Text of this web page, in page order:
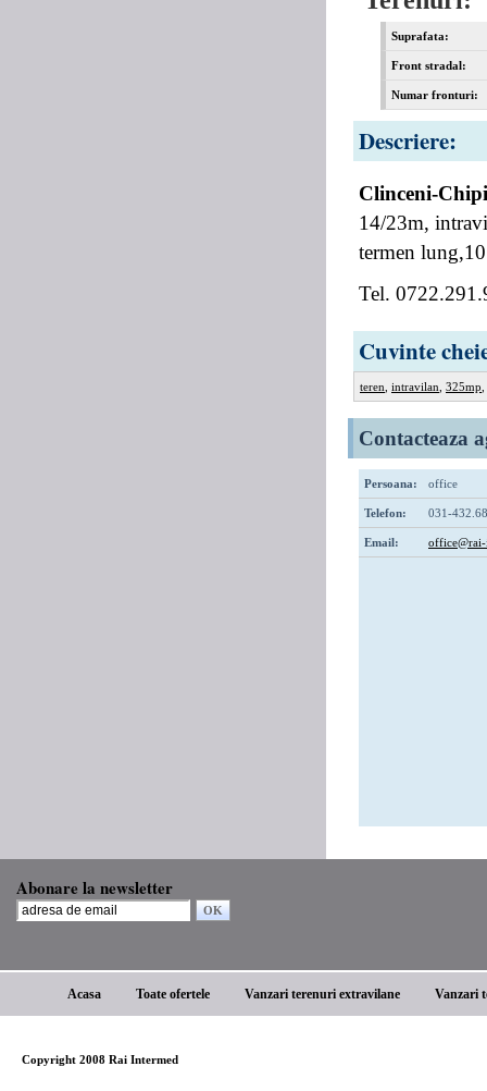
Suprafata:
Front stradal:
Numar fronturi:
Descriere:
Clinceni-
14/23m,
termen
Tel.
Cuvinte
teren intravilan 325mp
Contacteaza
Persoana: office
Telefon: 031-
Email:
Abonare la newsletter
Acasa Toate ofertele Vanzari terenuri extravilane Vanzari
Copyright 2008 Rai Intermed